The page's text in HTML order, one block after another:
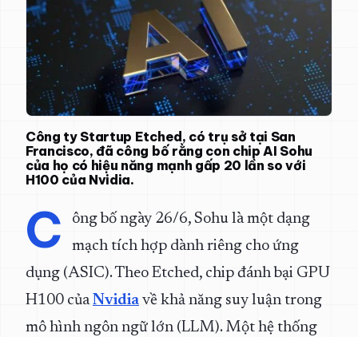
Công ty Startup Etched, có trụ sở tại San
Francisco, đã công bố rằng con chip AI Sohu
của họ có hiệu năng mạnh gấp 20 lần so với
H100 của Nvidia.
C
ông bố ngày 26/6, Sohu là một dạng
mạch tích hợp dành riêng cho ứng
dụng (ASIC). Theo Etched, chip đánh bại GPU
H100 củaNvidia về khả năng suy luận trong
mô hình ngôn ngữ lớn (LLM). Một hệ thống